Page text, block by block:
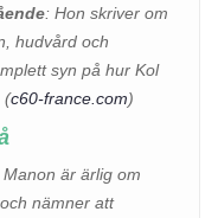
: Hon skriver om
hudvård och
syn på hur Kol
(c60-france.com)
Manon är ärlig om
nämner att